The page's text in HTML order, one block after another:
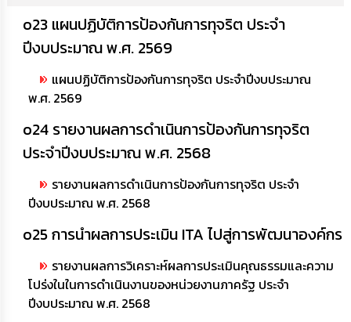
o23 แผนปฏิบัติการป้องกันการทุจริต ประจำ
ปีงบประมาณ พ.ศ. 2569
แผนปฏิบัติการป้องกันการทุจริต ประจำปีงบประมาณ
พ.ศ. 2569
o24 รายงานผลการดำเนินการป้องกันการทุจริต
ประจำปีงบประมาณ พ.ศ. 2568
รายงานผลการดำเนินการป้องกันการทุจริต ประจำ
ปีงบประมาณ พ.ศ. 2568
o25 การนำผลการประเมิน ITA ไปสู่การพัฒนาองค์กร
รายงานผลการวิเคราะห์ผลการประเมินคุณธรรมและความ
โปร่งในในการดำเนินงานของหน่วยงานภาครัฐ ประจำ
ปีงบประมาณ พ.ศ. 2568